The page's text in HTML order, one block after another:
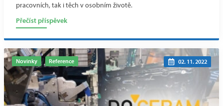
pracovních, tak i těch v osobním životě.
Přečíst příspěvek
Novinky Reference 02. 11. 2022